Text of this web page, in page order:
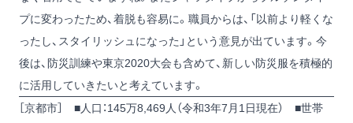
プに変わったため、着脱も容易に。職員からは、「以前より軽くな
ったし、スタイリッシュになった」という意見が出ています。今
後は、防災訓練や東京2020大会も含めて、新しい防災服を積極的
に活用していきたいと考えています。
［京都市］ ■人口：145万8,469人（令和3年7月1日現在） ■世帯